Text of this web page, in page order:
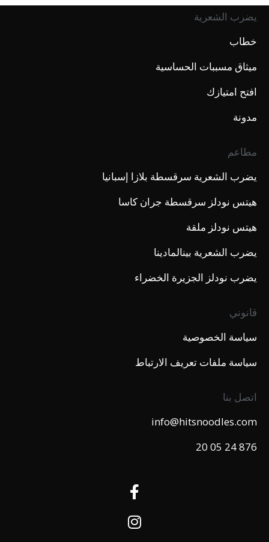
يضرب الشعرية
خطاب
ميثاق مسببات الحساسية
افتح امتيازك
مدونة
مطاعم
يضرب الشعرية سرقسطة بلازا إسبانيا
هيتس نودلز سرقسطة جران كاسا
هيتس نودلز ملقة
يضرب الشعرية بينالمادينا
يضرب نودلز الجزيرة الخضراء
قانوني
سياسة الخصوصية
سياسة ملفات تعريف الارتباط
اتصل بنا
info@hitsnoodles.com
876 24 05 20